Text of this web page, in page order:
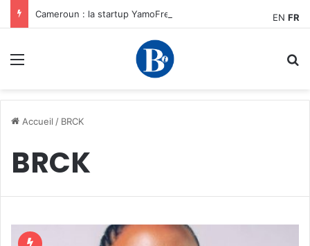
Cameroun : la startup YamoFret sélectionnée au programme HEC Challenge+ Afrique pour accélérer la transformation du fret en Afrique centrale
Accueil / BRCK
BRCK
EN FR